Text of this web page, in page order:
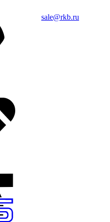
sale@rkb.ru